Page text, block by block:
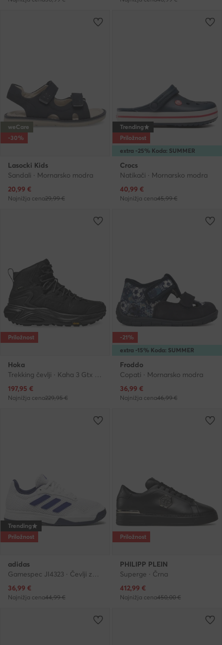
weCare
-30%
Lasocki Kids
Sandali · Mornarsko modra
Trenutna cena
20,99 €
Najnižja cena29,99 €
extra -25% Koda: SUMMER
Trending
Priložnost
Crocs
Natikači · Mornarsko modra
Trenutna cena
40,99 €
Najnižja cena45,99 €
Priložnost
Hoka
Trekking čevlji · Kaha 3 Gtx GOR-TEX 1162530 · Črna
Trenutna cena
197,95 €
Najnižja cena229,95 €
extra -15% Koda: SUMMER
-21%
Froddo
Copati · Mornarsko modra
Trenutna cena
36,99 €
Najnižja cena46,99 €
Trending
Priložnost
adidas
Gamespec JI4323 · Čevlji za tenis
Trenutna cena
36,99 €
Najnižja cena44,99 €
Priložnost
PHILIPP PLEIN
Superge · Črna
Trenutna cena
412,99 €
Najnižja cena450,00 €